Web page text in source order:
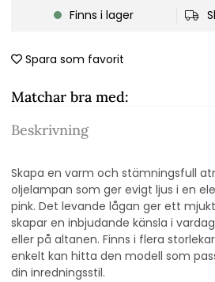
Finns i lager
Spara som favorit
Matchar bra med:
Beskrivning
Skapa en varm och stämningsfull
oljelampan som ger evigt ljus i en
pink. Det levande lågan ger ett
skapar en inbjudande känsla i
eller på altanen. Finns i flera
enkelt kan hitta den modell som
din inredningsstil.